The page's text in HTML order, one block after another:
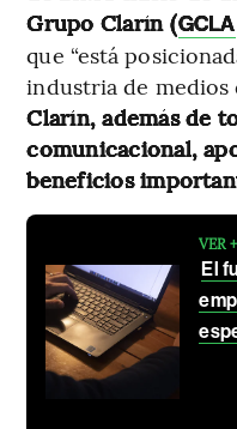
Grupo Clarín (GCLA
que “está
industria de medios
Clarín, además de
comunicacional,
beneficios
VER +
El